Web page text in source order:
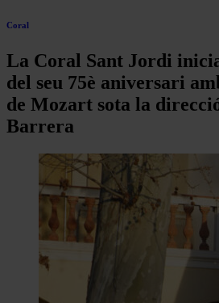
Coral
La Coral Sant Jordi
del seu 75è aniversari
de Mozart sota la
Barrera